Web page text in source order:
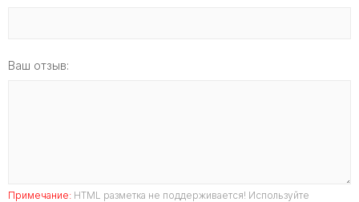
Ваш отзыв:
Примечание: HTML разметка не поддерживается! Используйте